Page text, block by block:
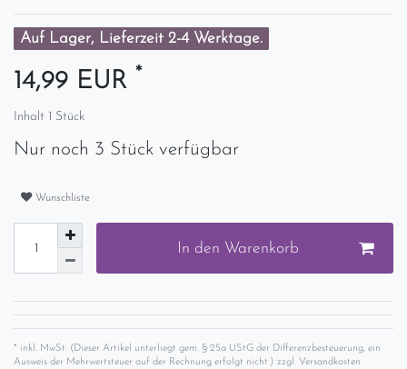
Auf Lager, Lieferzeit 2-4 Werktage.
14,99 EUR *
Inhalt 1 Stück
Nur noch 3 Stück verfügbar
Wunschliste
In den Warenkorb
* inkl. MwSt. (Dieser Artikel unterliegt gem. § 25a UStG der Differenzbesteuerung, ein
Ausweis der Mehrwertsteuer auf der Rechnung erfolgt nicht.) zzgl. Versandkosten